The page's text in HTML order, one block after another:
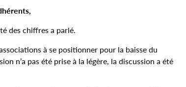
des chiffres a parlé.
associations à se positionner pour la baisse du
n’a pas été prise à la légère, la discussion a été